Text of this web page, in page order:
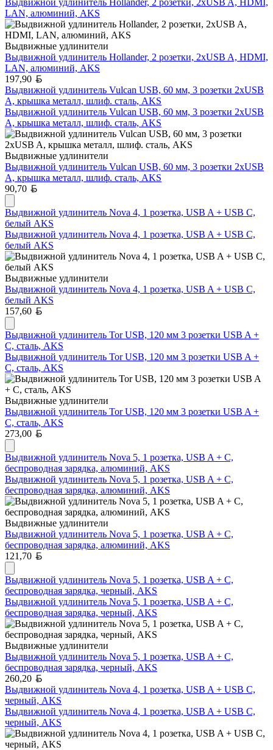
LAN, алюминий, AKS
Выдвижные удлинители
Выдвижной удлинитель Hollander, 2 розетки, 2xUSB A, HDMI,
LAN, алюминий, AKS
197,90
Выдвижной удлинитель Vulcan USB, 60 мм, 3 розетки 2xUSB
A, крышка металл, шлиф. сталь, AKS
Выдвижной удлинитель Vulcan USB, 60 мм, 3 розетки 2xUSB
A, крышка металл, шлиф. сталь, AKS
Выдвижные удлинители
Выдвижной удлинитель Vulcan USB, 60 мм, 3 розетки 2xUSB
A, крышка металл, шлиф. сталь, AKS
90,70
Выдвижной удлинитель Nova 4, 1 розетка, USB A + USB C,
белый AKS
Выдвижной удлинитель Nova 4, 1 розетка, USB A + USB C,
белый AKS
Выдвижные удлинители
Выдвижной удлинитель Nova 4, 1 розетка, USB A + USB C,
белый AKS
157,60
Выдвижной удлинитель Tor USB, 120 мм 3 розетки USB A +
C, сталь, AKS
Выдвижной удлинитель Tor USB, 120 мм 3 розетки USB A +
C, сталь, AKS
Выдвижные удлинители
Выдвижной удлинитель Tor USB, 120 мм 3 розетки USB A +
C, сталь, AKS
273,00
Выдвижной удлинитель Nova 5, 1 розетка, USB A + C,
беспроводная зарядка, алюминий, AKS
Выдвижной удлинитель Nova 5, 1 розетка, USB A + C,
беспроводная зарядка, алюминий, AKS
Выдвижные удлинители
Выдвижной удлинитель Nova 5, 1 розетка, USB A + C,
беспроводная зарядка, алюминий, AKS
121,70
Выдвижной удлинитель Nova 5, 1 розетка, USB A + C,
беспроводная зарядка, черный, AKS
Выдвижной удлинитель Nova 5, 1 розетка, USB A + C,
беспроводная зарядка, черный, AKS
Выдвижные удлинители
Выдвижной удлинитель Nova 5, 1 розетка, USB A + C,
беспроводная зарядка, черный, AKS
260,20
Выдвижной удлинитель Nova 4, 1 розетка, USB A + USB C,
черный, AKS
Выдвижной удлинитель Nova 4, 1 розетка, USB A + USB C,
черный, AKS